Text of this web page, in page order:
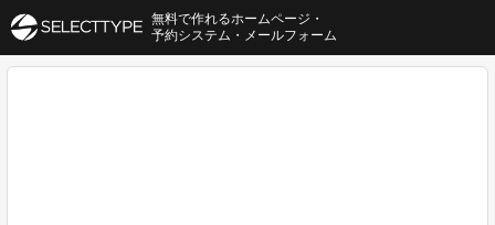
無料で作れるホームページ・
予約システム・メールフォーム